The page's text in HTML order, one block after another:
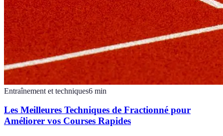
Entraînement et techniques6 min
Les Meilleures Techniques de Fractionné pour
Améliorer vos Courses Rapides